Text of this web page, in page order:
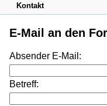
Kontakt
E-Mail an den
Absender E-Mail:
Betreff: